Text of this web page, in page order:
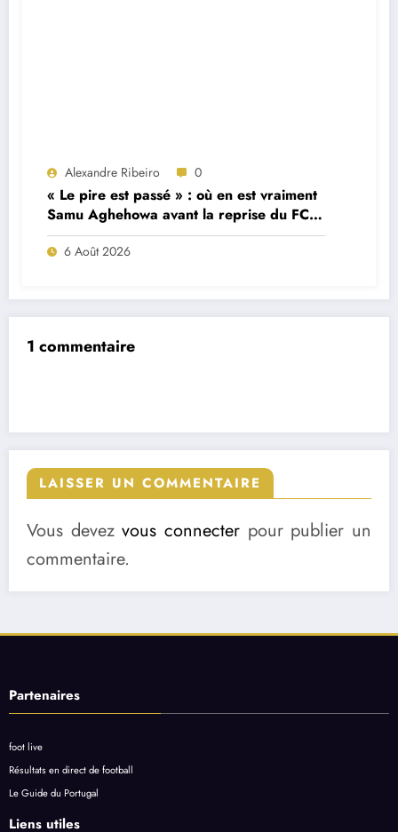
Alexandre Ribeiro 0
« Le pire est passé » : où en est vraiment
Samu Aghehowa avant la reprise du FC
Porto ?
6 Août 2026
1 commentaire
LAISSER UN COMMENTAIRE
Vous devezvous connecter pour publier un
commentaire.
Partenaires
foot live
Résultats en direct de football
Le Guide du Portugal
Liens utiles